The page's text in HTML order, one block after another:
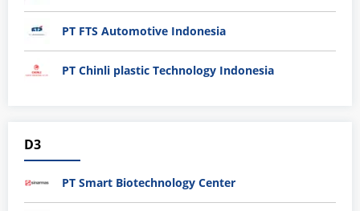
PT FTS Automotive Indonesia
PT Chinli plastic Technology Indonesia
D3
PT Smart Biotechnology Center